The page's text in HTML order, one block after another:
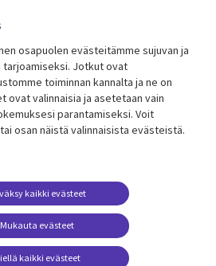
Lisätietoa
Legal
Tietosuoja
Käyttöehdot
Yhteystiedot
Evästeasetuksesi
osapuolen evästeitämme sujuvan ja
Jotkut ovat
toiminnan kannalta ja ne on
ovat valinnaisia ​​ja asetetaan vain
parantamiseksi. Voit
osan näistä valinnaisista evästeistä.
Mukauta evästeet
kaikki evästeet
kaikki evästeet